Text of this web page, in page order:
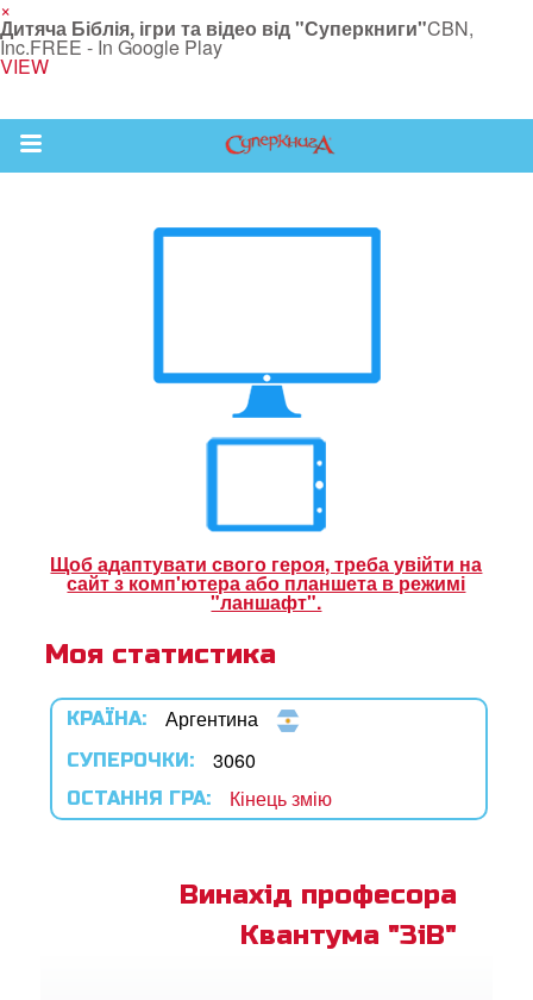
×
Дитяча Біблія, ігри та відео від "Суперкниги"CBN,
Inc.FREE - In Google Play
VIEW
Return to Content
"Суперкнига"
Щоб адаптувати свого героя, треба увійти на
сайт з комп'ютера або планшета в режимі
"ланшафт".
Моя статистика
КРАЇНА: Аргентина
СУПЕРОЧКИ: 3060
ОСТАННЯ ГРА: Кінець змію
Винахід професора
Квантума "ЗіВ"